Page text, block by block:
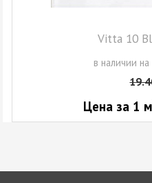
Vitta 10
в наличии
Цена за 1 м